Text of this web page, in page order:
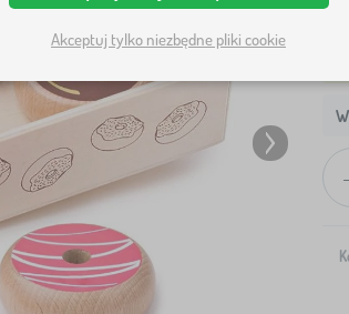
-
Akceptuj tylko niezbędne pliki cookie